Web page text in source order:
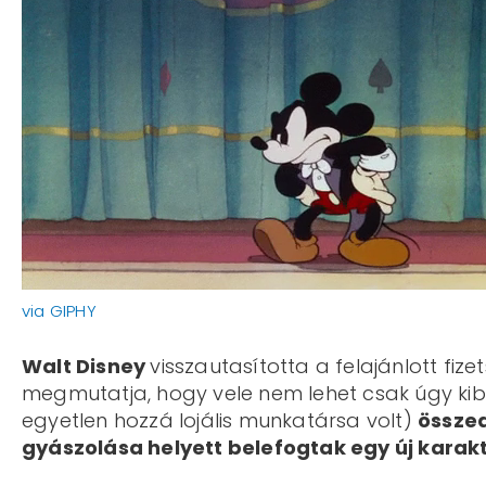
via GIPHY
Walt Disneyvisszautasította a felajánlott
megmutatja, hogy vele nem lehet csak úgy
egyetlen hozzá lojális munkatársa volt)
gyászolása helyett belefogtak egy új